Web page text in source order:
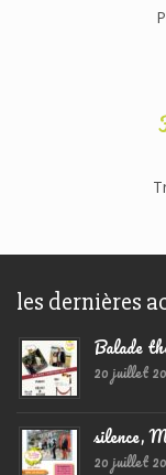
les dernières
Balade
20 juillet
silence,
20 juillet